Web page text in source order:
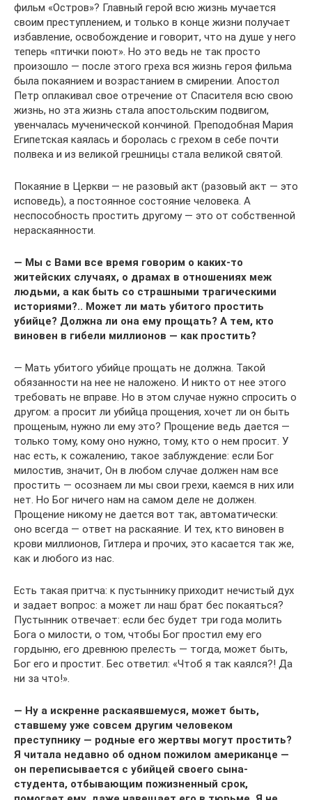
фильм «Остров»? Главный герой всю жизнь мучается
своим преступлением, и только в конце жизни получает
избавление, освобождение и говорит, что на душе у него
теперь «птички поют». Но это ведь не так просто
произошло — после этого греха вся жизнь героя фильма
была покаянием и возрастанием в смирении. Апостол
Петр оплакивал свое отречение от Спасителя всю свою
жизнь, но эта жизнь стала апостольским подвигом,
увенчалась мученической кончиной. Преподобная Мария
Египетская каялась и боролась с грехом в себе почти
полвека и из великой грешницы стала великой святой.
Покаяние в Церкви — не разовый акт (разовый акт — это
исповедь), а постоянное состояние человека. А
неспособность простить другому — это от собственной
нераскаянности.
— Мы с Вами все время говорим о каких-то
житейских случаях, о драмах в отношениях меж
людьми, а как быть со страшными трагическими
историями?.. Может ли мать убитого простить
убийце? Должна ли она ему прощать? А тем, кто
виновен в гибели миллионов — как простить?
— Мать убитого убийце прощать не должна. Такой
обязанности на нее не наложено. И никто от нее этого
требовать не вправе. Но в этом случае нужно спросить о
другом: а просит ли убийца прощения, хочет ли он быть
прощеным, нужно ли ему это? Прощение ведь дается —
только тому, кому оно нужно, тому, кто о нем просит. У
нас есть, к сожалению, такое заблуждение: если Бог
милостив, значит, Он в любом случае должен нам все
простить — осознаем ли мы свои грехи, каемся в них или
нет. Но Бог ничего нам на самом деле не должен.
Прощение никому не дается вот так, автоматически:
оно всегда — ответ на раскаяние. И тех, кто виновен в
крови миллионов, Гитлера и прочих, это касается так же,
как и любого из нас.
Есть такая притча: к пустыннику приходит нечистый дух
и задает вопрос: а может ли наш брат бес покаяться?
Пустынник отвечает: если бес будет три года молить
Бога о милости, о том, чтобы Бог простил ему его
гордыню, его древнюю прелесть — тогда, может быть,
Бог его и простит. Бес ответил: «Чтоб я так каялся?! Да
ни за что!».
— Ну а искренне раскаявшемуся, может быть,
ставшему уже совсем другим человеком
преступнику — родные его жертвы могут простить?
Я читала недавно об одном пожилом американце —
он переписывается с убийцей своего сына-
студента, отбывающим пожизненный срок,